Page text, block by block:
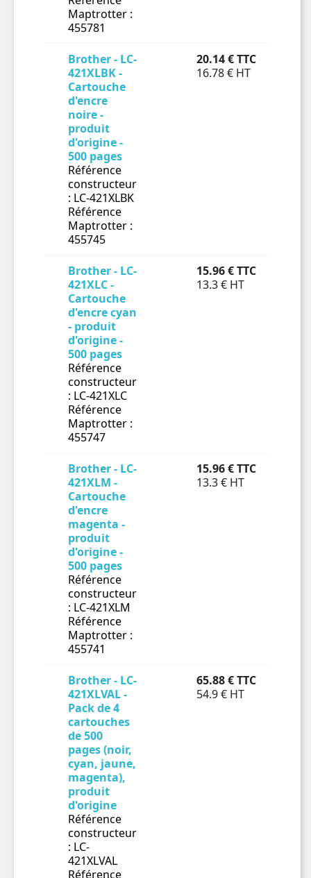
Maptrotter :
455781
Brother - LC-
421XLBK -
Cartouche
d'encre
noire -
produit
d'origine -
500 pages
Référence
constructeur
: LC-421XLBK
Référence
Maptrotter :
455745
20.14 € TTC
16.78 € HT
Brother - LC-
421XLC -
Cartouche
d'encre cyan
- produit
d'origine -
500 pages
Référence
constructeur
: LC-421XLC
Référence
Maptrotter :
455747
15.96 € TTC
13.3 € HT
Brother - LC-
421XLM -
Cartouche
d'encre
magenta -
produit
d'origine -
500 pages
Référence
constructeur
: LC-421XLM
Référence
Maptrotter :
455741
15.96 € TTC
13.3 € HT
Brother - LC-
421XLVAL -
Pack de 4
cartouches
de 500
pages (noir,
cyan, jaune,
magenta),
produit
d'origine
Référence
constructeur
: LC-
421XLVAL
Référence
65.88 € TTC
54.9 € HT